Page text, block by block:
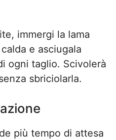
immergi la lama
e asciugala
ogni taglio. Scivolerà
sbriciolarla.
più tempo di attesa